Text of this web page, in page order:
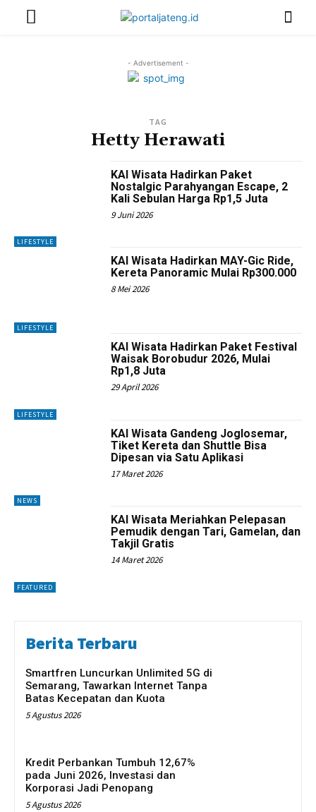
- Advertisement -
TAG
Hetty Herawati
LIFESTYLE
KAI Wisata Hadirkan Paket
Nostalgic Parahyangan Escape, 2
Kali Sebulan Harga Rp1,5 Juta
9 Juni 2026
LIFESTYLE
KAI Wisata Hadirkan MAY-Gic Ride,
Kereta Panoramic Mulai Rp300.000
8 Mei 2026
LIFESTYLE
KAI Wisata Hadirkan Paket Festival
Waisak Borobudur 2026, Mulai
Rp1,8 Juta
29 April 2026
NEWS
KAI Wisata Gandeng Joglosemar,
Tiket Kereta dan Shuttle Bisa
Dipesan via Satu Aplikasi
17 Maret 2026
FEATURED
KAI Wisata Meriahkan Pelepasan
Pemudik dengan Tari, Gamelan, dan
Takjil Gratis
14 Maret 2026
Berita Terbaru
Smartfren Luncurkan Unlimited 5G di
Semarang, Tawarkan Internet Tanpa
Batas Kecepatan dan Kuota
5 Agustus 2026
Kredit Perbankan Tumbuh 12,67%
pada Juni 2026, Investasi dan
Korporasi Jadi Penopang
5 Agustus 2026